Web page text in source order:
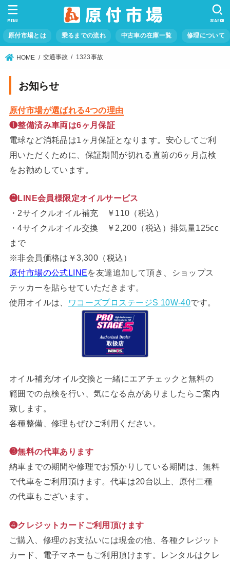
原付市場とは 乗るまでの流れ 中古車の在庫一覧 修理について
SEARCH
MENU
HOME 交通事故 1323事故
お知らせ
原付市場が選ばれる4つの理由
❶整備済み車両は6ヶ月保証
電球など消耗品は1ヶ月保証となります。安心してご利
用いただくために、保証期間が切れる直前の6ヶ月点検
をお勧めしています。
❷LINE会員様限定オイルサービス
・2サイクルオイル補充 ￥110（税込）
・4サイクルオイル交換 ￥2,200（税込）排気量125cc
まで
※非会員価格は￥3,300（税込）
原付市場の公式LINEを友達追加して頂き、ショップス
テッカーを貼らせていただきます。
使用オイルは、
ワコーズプロステージS 10W-40です。
オイル補充/オイル交換と一緒にエアチェックと無料の
範囲での点検を行い、気になる点がありましたらご案内
致します。
各種整備、修理もぜひご利用ください。
❸無料の代車あります
納車までの期間や修理でお預かりしている期間は、無料
で代車をご利用頂けます。代車は20台以上、原付二種
の代車もございます。
❹クレジットカードご利用頂けます
ご購入、修理のお支払いには現金の他、各種クレジット
カード、電子マネーもご利用頂けます。レンタルはクレ